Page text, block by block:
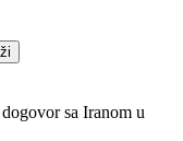
sa Iranom u